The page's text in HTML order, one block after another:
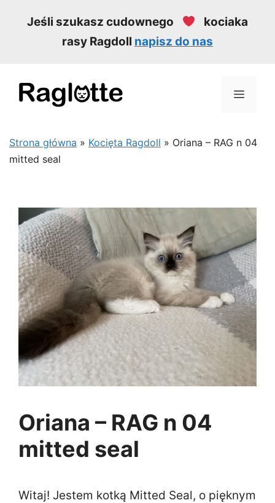
Jeśli szukasz cudownego
kociaka
rasy Ragdoll napisz do nas
Strona główna » Kocięta Ragdoll » Oriana – RAG n 04
mitted seal
Oriana – RAG n 04
mitted seal
Witaj! Jestem kotką Mitted Seal, o pięknym